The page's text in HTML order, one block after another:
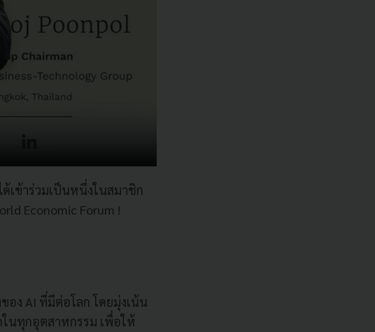
เข้าร่วมเป็นหนึ่งในสมาชิก
Economic Forum !
ง AI ที่มีต่อโลก โดยมุ่งเน้น
นทุกอุตสาหกรรม เพื่อให้